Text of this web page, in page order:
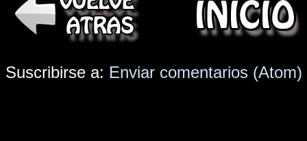
Suscribirse a: Enviar comentarios (Atom)